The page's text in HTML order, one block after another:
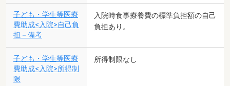
子ども・学生等医療
費助成<入院>自己負
担－備考
入院時食事療養費の標準負担額の自己
負担あり。
子ども・学生等医療
費助成<入院>所得制
限
所得制限なし